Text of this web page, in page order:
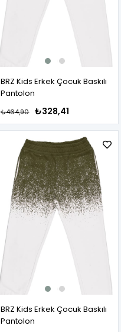
BRZ Kids Erkek Çocuk Baskılı
Pantolon
₺328,41
₺464,90
BRZ Kids Erkek Çocuk Baskılı
Pantolon